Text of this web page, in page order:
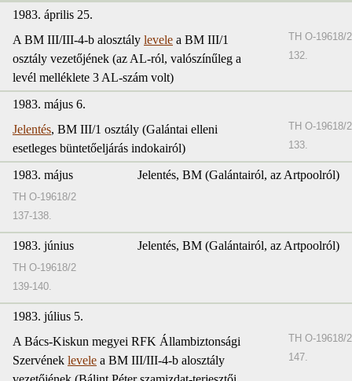
1983. április 25.
A BM III/III-4-b alosztály levele a BM III/1
osztály vezetőjének (az AL-ról, valószínűleg a
levél melléklete 3 AL-szám volt)
TH O-19618/2
132.
1983. május 6.
Jelentés, BM III/1 osztály (Galántai elleni
esetleges büntetőeljárás indokairól)
TH O-19618/2
133.
1983. május Jelentés, BM (Galántairól, az Artpoolról)
TH O-19618/2
137-138.
1983. június Jelentés, BM (Galántairól, az Artpoolról)
TH O-19618/2
139-140.
1983. július 5.
A Bács-Kiskun megyei RFK Állambiztonsági
Szervének levele a BM III/III-4-b alosztály
TH O-19618/2
147.